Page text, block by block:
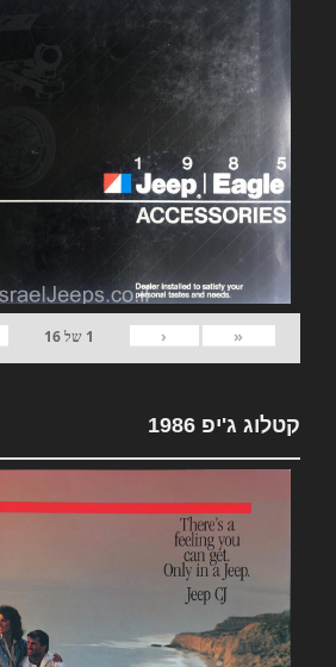
«
‹
1 של16
קטלוג ג'יפ 1986